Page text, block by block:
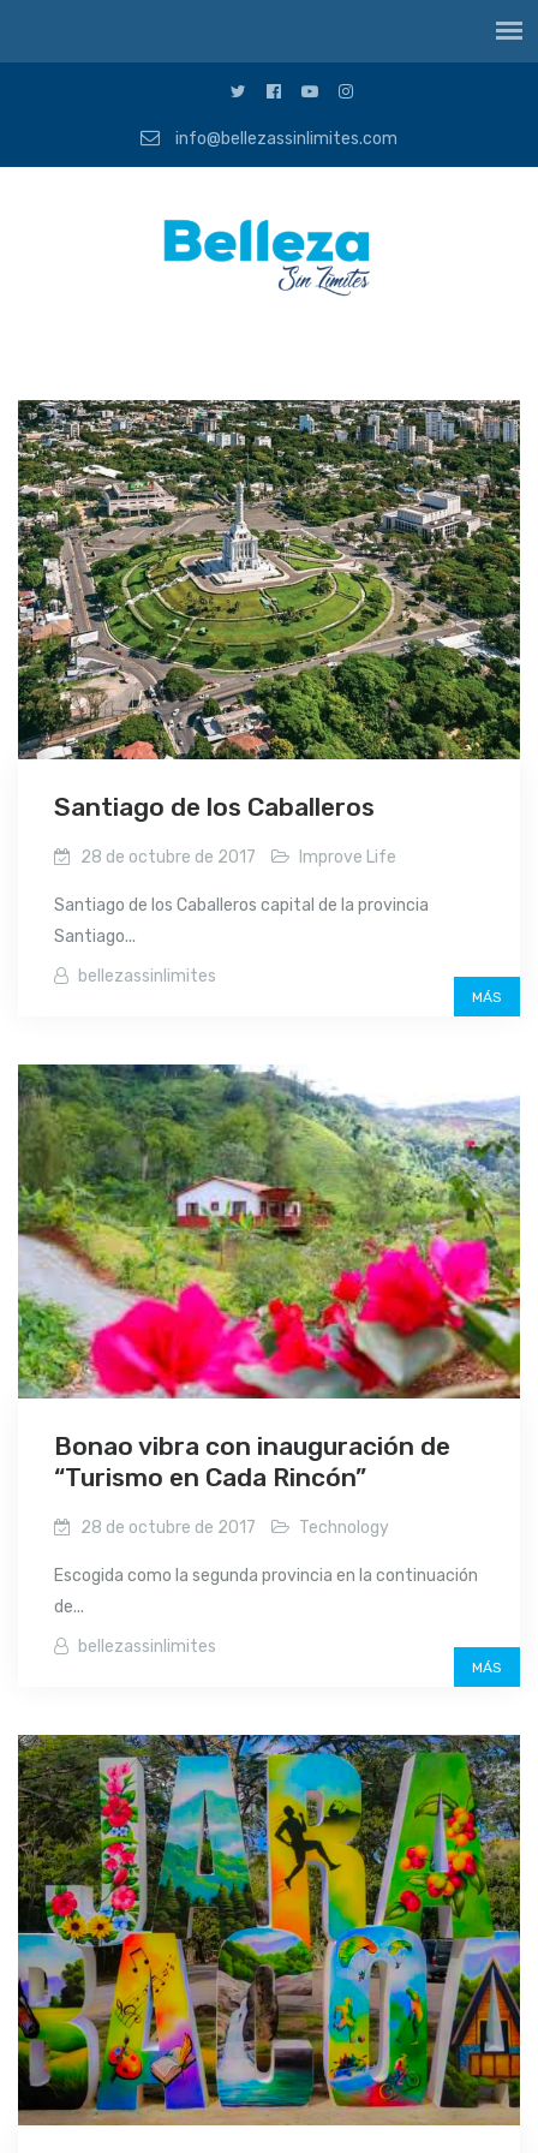
info@bellezassinlimites.com
Santiago de los Caballeros
28 de octubre de 2017 Improve Life
Santiago de los Caballeros capital de la provincia
Santiago...
bellezassinlimites
MÁS
Bonao vibra con inauguración de
“Turismo en Cada Rincón”
28 de octubre de 2017 Technology
Escogida como la segunda provincia en la continuación
de...
bellezassinlimites
MÁS